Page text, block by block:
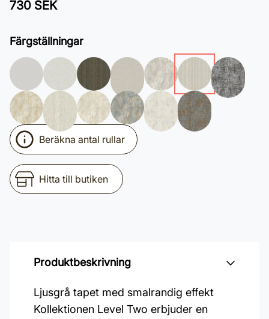
730 SEK
Färgställningar
Beräkna antal rullar
Hitta till butiken
Produktbeskrivning
Ljusgrå tapet med smalrandig effekt
Kollektionen Level Two erbjuder en